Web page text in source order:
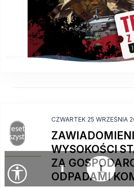
CZWARTEK 25 WRZEŚNIA
WYSOKOŚCI
ZA
ODPADAMI
Zresetuj
wszystko